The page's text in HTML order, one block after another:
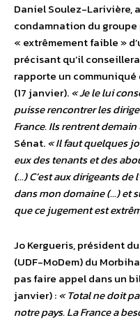
Daniel Soulez-Larivière,
condamnation du
« extrêmement faible »
précisant qu’il
rapporte un communiqué
(17 janvier).« Je le lui
puisse rencontrer les
France. Ils rentrent demain
Sénat.« Il faut quelques
eux des tenants et des
(…) C’est aux dirigeants de
dans mon domaine (…) et
que ce jugement est
Jo Kergueris, président
(UDF-MoDem) du
pas faire appel dans un
janvier) :« Total ne doit
notre pays. La France a